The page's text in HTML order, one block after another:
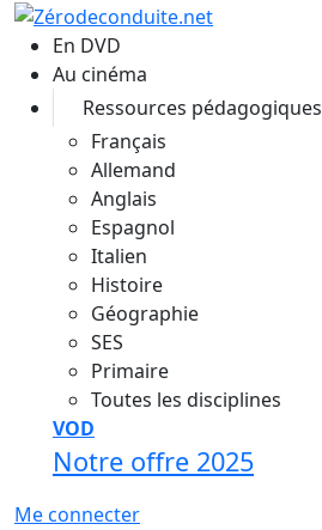
Aller au contenu principal
En DVD
Au cinéma
Ressources pédagogiques
Français
Allemand
Anglais
Espagnol
Italien
Histoire
Géographie
SES
Primaire
Toutes les disciplines
VOD
Notre offre 2025
Me connecter